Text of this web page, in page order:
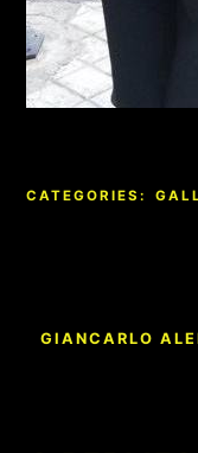
CATEGORIES:
GIANCARLO